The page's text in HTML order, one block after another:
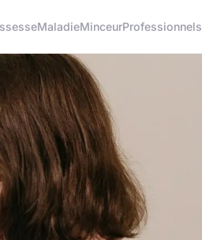
MaladieMinceurProfessionnels